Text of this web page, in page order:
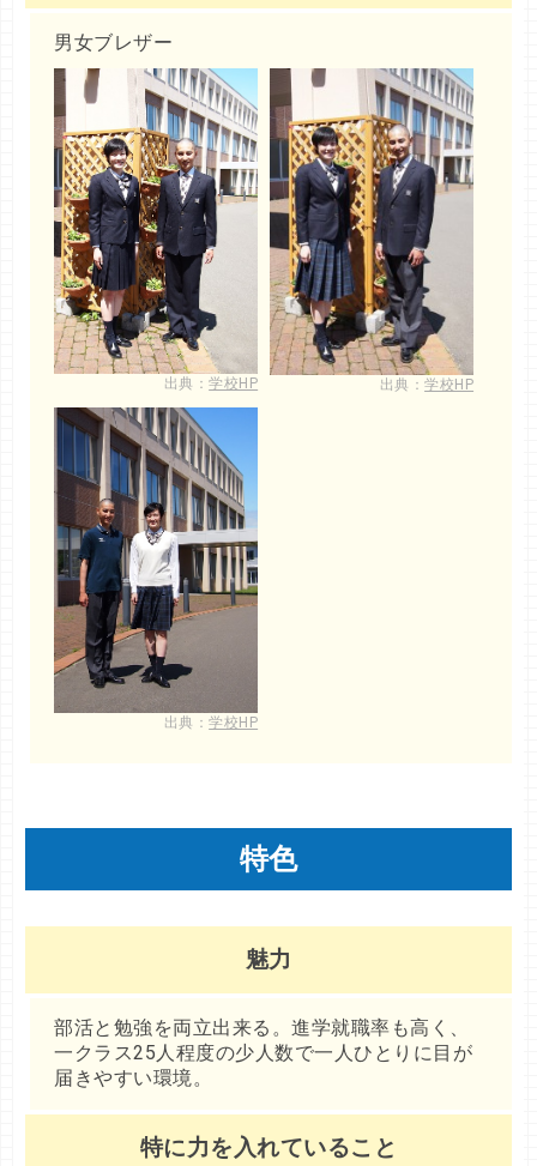
男女ブレザー
出典：学校HP 出典：学校HP
出典：学校HP
特色
魅力
部活と勉強を両立出来る。進学就職率も高く、
一クラス25人程度の少人数で一人ひとりに目が
届きやすい環境。
特に力を入れていること